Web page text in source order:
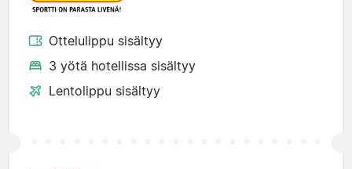
Ottelulippu sisältyy
3 yötä hotellissa sisältyy
Lentolippu sisältyy